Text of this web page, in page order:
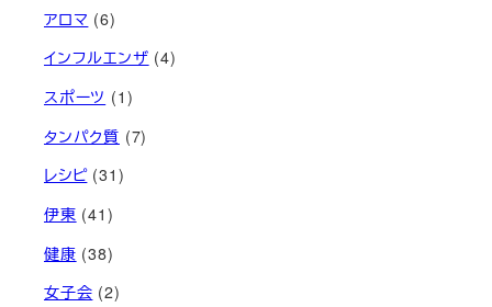
アロマ (6)
インフルエンザ (4)
スポーツ (1)
タンパク質 (7)
レシピ(31)
伊東 (41)
健康 (38)
女子会 (2)